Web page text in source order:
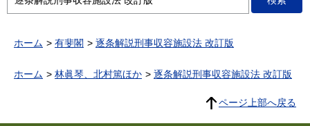
ホーム 有斐閣 逐条解説刑事収容施設法 改訂版
ホーム 林眞琴、北村篤ほか 逐条解説刑事収容施設法 改訂版
ページ上部へ戻る